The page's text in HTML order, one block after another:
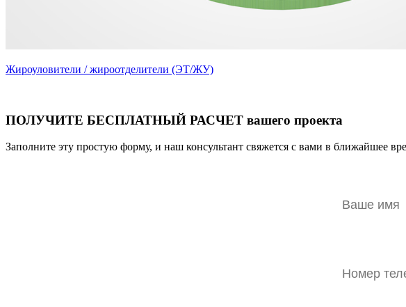
Жироуловители / жироотделители (ЭТ/ЖУ)
ПОЛУЧИТЕ БЕСПЛАТНЫЙ РАСЧЕТ вашего проекта
Заполните эту простую форму, и наш консультант свяжется с вами в ближайшее